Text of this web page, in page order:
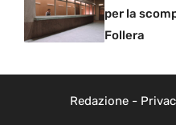
per la
Follera
Redazione-